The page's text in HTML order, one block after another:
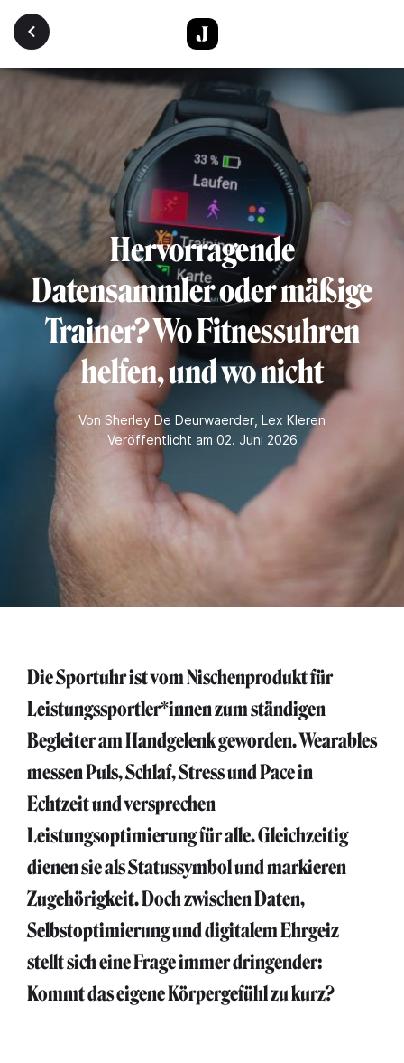
Direkt zum Inhalt
Hervorragende
Datensammler oder mäßige
Trainer? Wo Fitnessuhren
helfen, und wo nicht
Von Sherley De Deurwaerder Lex Kleren
Veröffentlicht am 02. Juni 2026
Die Sportuhr ist vom Nischenprodukt für
Leistungssportler*innen zum ständigen
Begleiter am Handgelenk geworden. Wearables
messen Puls, Schlaf, Stress und Pace in
Echtzeit und versprechen
Leistungsoptimierung für alle. Gleichzeitig
dienen sie als Statussymbol und markieren
Zugehörigkeit. Doch zwischen Daten,
Selbstoptimierung und digitalem Ehrgeiz
stellt sich eine Frage immer dringender:
Kommt das eigene Körpergefühl zu kurz?